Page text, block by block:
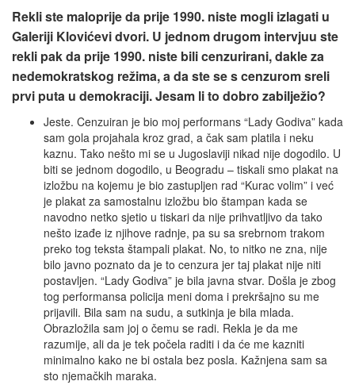
Rekli ste maloprije da prije 1990. niste mogli izlagati u
Galeriji Klovićevi dvori. U jednom drugom intervjuu ste
rekli pak da prije 1990. niste bili cenzurirani, dakle za
nedemokratskog režima, a da ste se s cenzurom sreli
prvi puta u demokraciji. Jesam li to dobro zabilježio?
Jeste. Cenzuiran je bio moj performans “Lady Godiva” kada
sam gola projahala kroz grad, a čak sam platila i neku
kaznu. Tako nešto mi se u Jugoslaviji nikad nije dogodilo. U
biti se jednom dogodilo, u Beogradu – tiskali smo plakat na
izložbu na kojemu je bio zastupljen rad “Kurac volim” i već
je plakat za samostalnu izložbu bio štampan kada se
navodno netko sjetio u tiskari da nije prihvatljivo da tako
nešto izađe iz njihove radnje, pa su sa srebrnom trakom
preko tog teksta štampali plakat. No, to nitko ne zna, nije
bilo javno poznato da je to cenzura jer taj plakat nije niti
postavljen. “Lady Godiva” je bila javna stvar. Došla je zbog
tog performansa policija meni doma i prekršajno su me
prijavili. Bila sam na sudu, a sutkinja je bila mlada.
Obrazložila sam joj o čemu se radi. Rekla je da me
razumije, ali da je tek počela raditi i da će me kazniti
minimalno kako ne bi ostala bez posla. Kažnjena sam sa
sto njemačkih maraka.